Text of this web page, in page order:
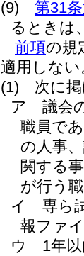
(9)
第31
るときは
前項の規
適用しない
(1)
次に
ア
議会
職員で
の人事
関する
が行う
イ
専ら
報ファ
ウ
1年